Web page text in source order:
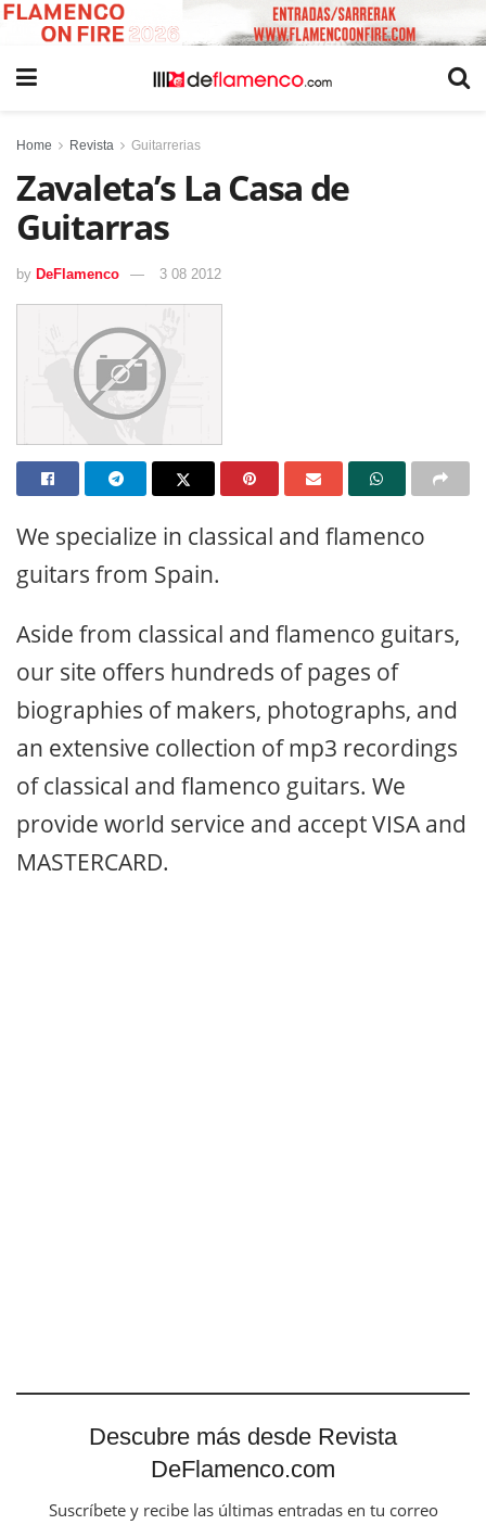
Home Revista Guitarrerias
Zavaleta’s La Casa de
Guitarras
by DeFlamenco 3 08 2012
We specialize in classical and flamenco
guitars from Spain.
Aside from classical and flamenco guitars,
our site offers hundreds of pages of
biographies of makers, photographs, and
an extensive collection of mp3 recordings
of classical and flamenco guitars. We
provide world service and accept VISA and
MASTERCARD.
Descubre más desde Revista
DeFlamenco.com
Suscríbete y recibe las últimas entradas en tu correo